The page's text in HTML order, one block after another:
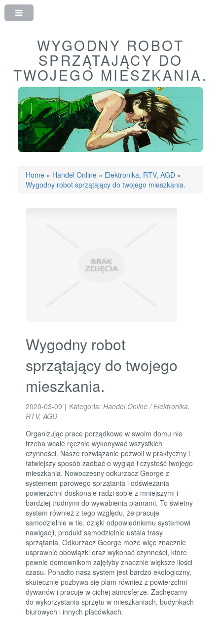
WYGODNY ROBOT
SPRZĄTAJĄCY DO
TWOJEGO MIESZKANIA.
Home » Handel Online » Elektronika, RTV, AGD »
Wygodny robot sprzątający do twojego mieszkania.
Wygodny robot
sprzątający do twojego
mieszkania.
2020-03-09 | Kategoria:Handel Online / Elektronika,
RTV, AGD
Organizując prace porządkowe w swoim domu nie
trzeba wcale ręcznie wykonywać wszystkich
czynności. Nasze rozwiązanie pozwoli w praktyczny i
łatwiejszy sposób zadbać o wygląd i czystość twojego
mieszkania. Nowoczesny odkurzacz George z
systemem parowego sprzątania i odświeżania
powierzchni doskonale radzi sobie z mniejszymi i
bardziej trudnymi do wywabienia plamami. To świetny
system również z tego względu, że pracuje
samodzielnie w tle, dzięki odpowiedniemu systemowi
nawigacji, produkt samodzielnie ustala trasy
sprzątania. Odkurzacz George może więc znacznie
usprawnić obowiązki oraz wykonać czynności, które
pewnie domownikom zajęłyby znacznie większe ilości
czasu. Ponadto nasz system jest bardzo ekologiczny,
skutecznie pozbywa się plam również z powierzchni
dywanów i pracuje w cichej atmosferze. Zachęcamy
do wykorzystania sprzętu w mieszkaniach, budynkach
biurowych i innych placówkach.